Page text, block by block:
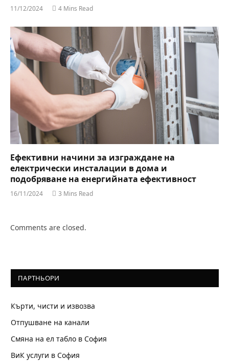
11/12/2024 4 Mins Read
Ефективни начини за изграждане на
електрически инсталации в дома и
подобряване на енергийната ефективност
16/11/2024 3 Mins Read
Comments are closed.
ПАРТНЬОРИ
Кърти, чисти и извозва
Отпушване на канали
Смяна на ел табло в София
ВиК услуги в София